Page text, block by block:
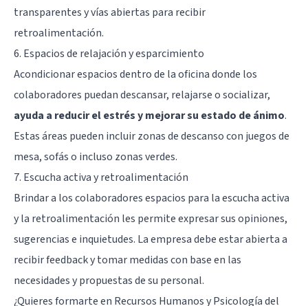
transparentes y vías abiertas para recibir
retroalimentación.
6. Espacios de relajación y esparcimiento
Acondicionar espacios dentro de la oficina donde los
colaboradores puedan descansar, relajarse o socializar,
ayuda a reducir el estrés y mejorar su estado de ánimo.
Estas áreas pueden incluir zonas de descanso con juegos de
mesa, sofás o incluso zonas verdes.
7. Escucha activa y retroalimentación
Brindar a los colaboradores espacios para la escucha activa
y la retroalimentación les permite expresar sus opiniones,
sugerencias e inquietudes. La empresa debe estar abierta a
recibir feedback y tomar medidas con base en las
necesidades y propuestas de su personal.
¿Quieres formarte en Recursos Humanos y Psicología del